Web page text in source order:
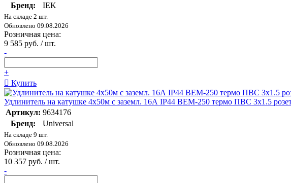
Бренд:
IEK
На складе 2 шт.
Обновлено 09.08.2026
Розничная цена:
9 585 руб. / шт.
-
+
Купить
Удлинитель на катушке 4х50м с заземл. 16А IP44 ВЕМ-250 термо ПВС 3х1.5
Артикул: 9634176
Бренд:
Universal
На складе 9 шт.
Обновлено 09.08.2026
Розничная цена:
10 357 руб. / шт.
-